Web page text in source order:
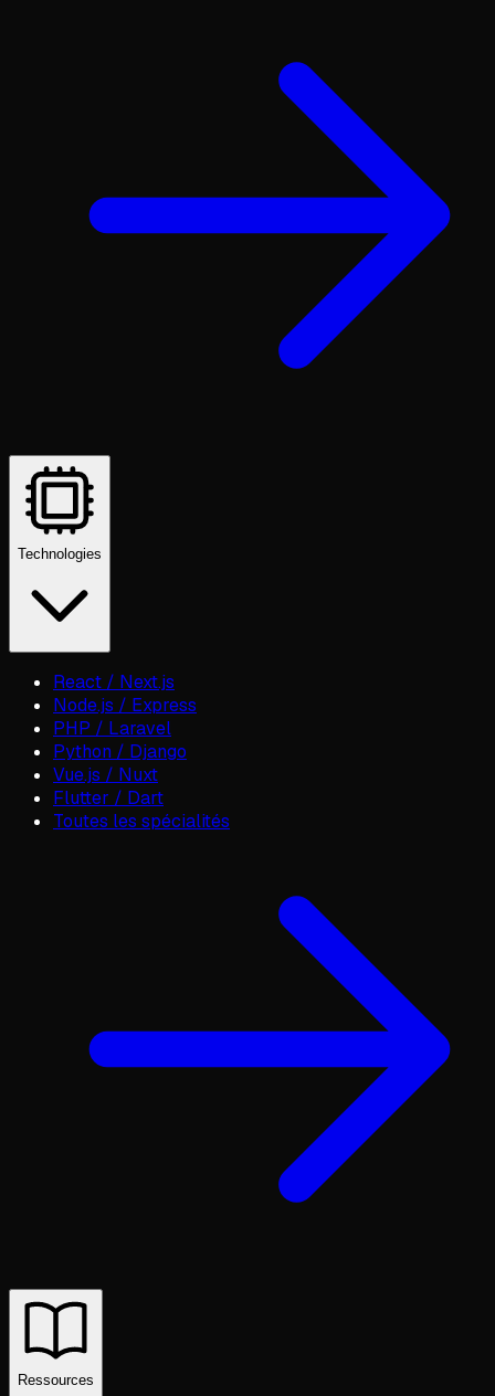
Technologies
React / Next.js
Node.js / Express
PHP / Laravel
Python / Django
Vue.js / Nuxt
Flutter / Dart
Toutes les spécialités
Ressources